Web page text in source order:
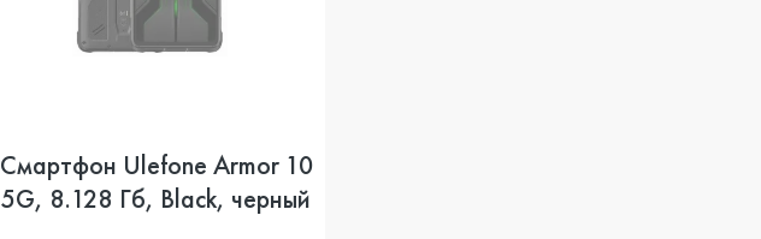
Смартфон Ulefone Armor 10
5G, 8.128 Гб, Black, черный